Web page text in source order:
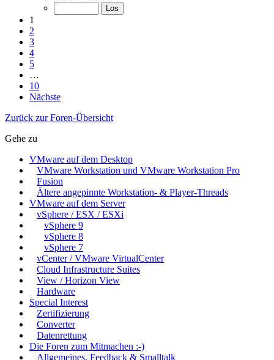
1
2
3
4
5
…
10
Nächste
Zurück zur Foren-Übersicht
Gehe zu
VMware auf dem Desktop
VMware Workstation und VMware Workstation Pro
Fusion
Ältere angepinnte Workstation- & Player-Threads
VMware auf dem Server
vSphere / ESX / ESXi
vSphere 9
vSphere 8
vSphere 7
vCenter / VMware VirtualCenter
Cloud Infrastructure Suites
View / Horizon View
Hardware
Special Interest
Zertifizierung
Converter
Datenrettung
Die Foren zum Mitmachen :-)
Allgemeines, Feedback & Smalltalk